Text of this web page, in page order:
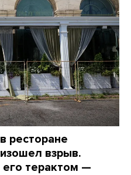
ресторане
взрыв.
его терактом —